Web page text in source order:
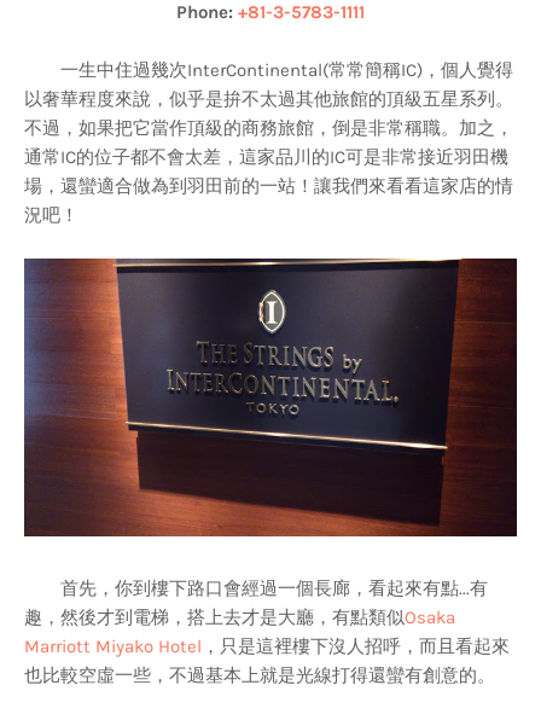
Phone: +81-3-5783-1111
一生中住過幾次InterContinental(常常簡稱IC)，個人覺得
以奢華程度來說，似乎是拚不太過其他旅館的頂級五星系列。
不過，如果把它當作頂級的商務旅館，倒是非常稱職。加之，
通常IC的位子都不會太差，這家品川的IC可是非常接近羽田機
場，還蠻適合做為到羽田前的一站！讓我們來看看這家店的情
況吧！
首先，你到樓下路口會經過一個長廊，看起來有點...有
趣，然後才到電梯，搭上去才是大廳，有點類似Osaka
Marriott Miyako Hotel ，只是這裡樓下沒人招呼，而且看起來
也比較空虛一些，不過基本上就是光線打得還蠻有創意的。